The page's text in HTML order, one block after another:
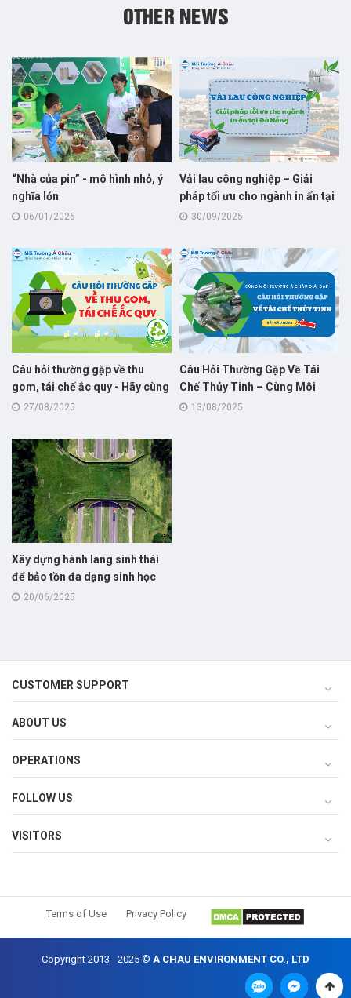
OTHER NEWS
“Nhà của pin” - mô hình nhỏ, ý
nghĩa lớn
06/01/2026
Vải lau công nghiệp – Giải
pháp tối ưu cho ngành in ấn tại
Đà Nẵng
30/09/2025
Câu hỏi thường gặp về thu
gom, tái chế ắc quy - Hãy cùng
Môi Trường Á Châu giải đáp!
27/08/2025
Câu Hỏi Thường Gặp Về Tái
Chế Thủy Tinh – Cùng Môi
Trường Á Châu Giải Đáp!
13/08/2025
Xây dựng hành lang sinh thái
để bảo tồn đa dạng sinh học
20/06/2025
CUSTOMER SUPPORT
ABOUT US
OPERATIONS
FOLLOW US
VISITORS
Terms of Use Privacy Policy
Copyright 2013 - 2025 © A CHAU ENVIRONMENT CO., LTD